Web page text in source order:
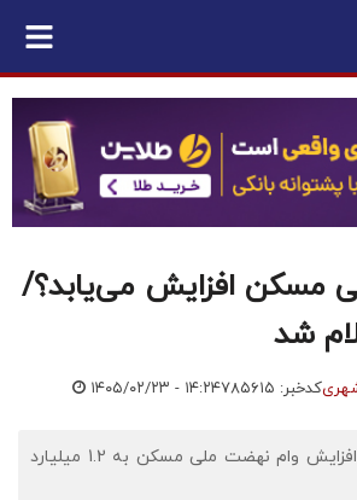
مسکن افزایش می‌یابد؟/
شد
کدخبر: ۷۸۵۶۱۵ ۱۴۰۵/۰۲/۲۳ - ۱۴:۲۴
اقتصادنیوز: پیشنهاد افزایش وام نهضت ملی مسکن به 1.2 میلیارد